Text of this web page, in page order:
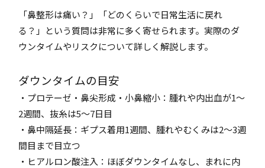
「鼻整形は痛い？」「どのくらいで日常生活に戻れ
る？」という質問は非常に多く寄せられます。実際のダ
ウンタイムやリスクについて詳しく解説します。
ダウンタイムの目安
・プロテーゼ・鼻尖形成・小鼻縮小：腫れや内出血が1～
2週間、抜糸は5～7日目
・鼻中隔延長：ギプス着用1週間、腫れやむくみは2～3週
間目まで目立つ
・ヒアルロン酸注入：ほぼダウンタイムなし、まれに内